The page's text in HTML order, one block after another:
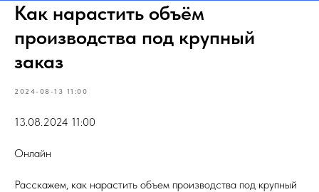
Как нарастить объём
производства под крупный
заказ
2024-08-13 11:00
13.08.2024 11:00
Онлайн
Расскажем, как нарастить объем производства под крупный